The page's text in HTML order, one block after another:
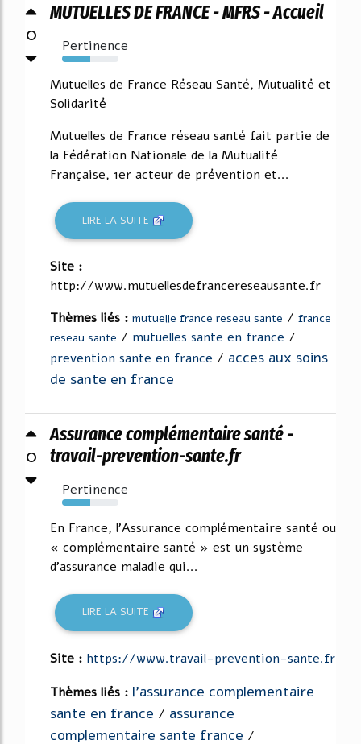
0
MUTUELLES DE FRANCE - MFRS - Accueil
Pertinence
50%
Mutuelles de France Réseau Santé, Mutualité et
Solidarité
Mutuelles de France réseau santé fait partie de
la Fédération Nationale de la Mutualité
Française, 1er acteur de prévention et...
LIRE LA SUITE
Site :
http://www.mutuellesdefrancereseausante.fr
Thèmes liés : mutuelle france reseau sante / france
reseau sante / mutuelles sante en france /
prevention sante en france / acces aux soins
de sante en france
0
Assurance complémentaire santé -
travail-prevention-sante.fr
Pertinence
50%
En France, l'Assurance complémentaire santé ou
« complémentaire santé » est un système
d'assurance maladie qui...
LIRE LA SUITE
Site : https://www.travail-prevention-sante.fr
Thèmes liés : l'assurance complementaire
sante en france / assurance
complementaire sante france /